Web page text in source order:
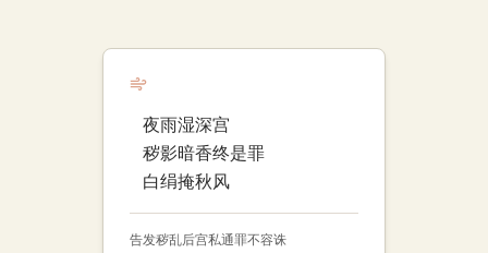
夜雨湿深宫
秽影暗香终是罪
白绢掩秋风
告发秽乱后宫私通罪不容诛